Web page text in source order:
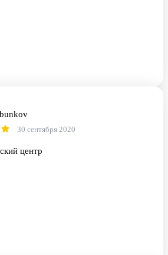
30 сентября 2020
центр